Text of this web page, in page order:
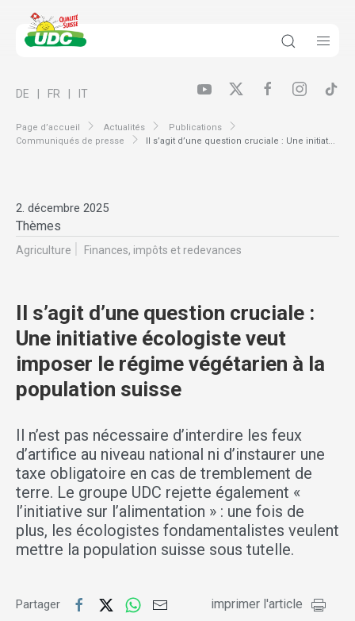
Page d’accueil Actualités
Publications
Communiqués de presse
Il s’agit d’une question cruciale : Une initiat...
DE FR IT
2. décembre 2025
Thèmes
Agriculture Finances, impôts et redevances
Il s’agit d’une question cruciale :
Une initiative écologiste veut
imposer le régime végétarien à la
population suisse
Il n’est pas nécessaire d’interdire les feux
d’artifice au niveau national ni d’instaurer une
taxe obligatoire en cas de tremblement de
terre. Le groupe UDC rejette également «
l’initiative sur l’alimentation » : une fois de
plus, les écologistes fondamentalistes veulent
mettre la population suisse sous tutelle.
Partager imprimer l'article